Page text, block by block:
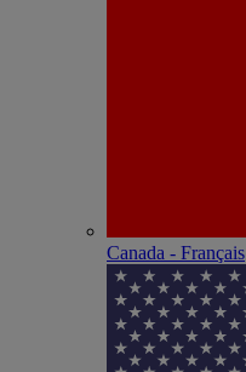
Canada - Français